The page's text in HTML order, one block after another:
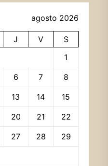
agosto 2026
J V
S
1
6 7 8
13 14 15
20 21 22
27 28 29